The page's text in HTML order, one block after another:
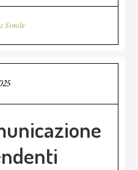
Simile